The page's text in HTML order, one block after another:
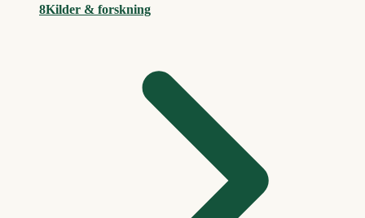
8Kilder & forskning